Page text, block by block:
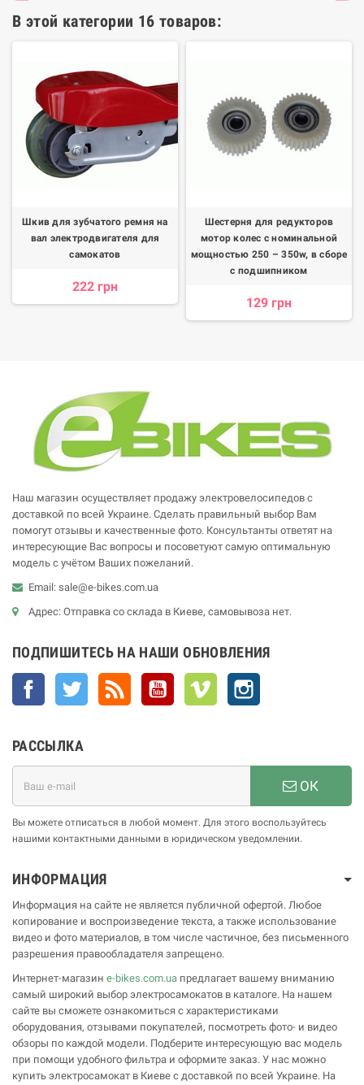
В этой категории 16 товаров:
Шкив для зубчатого ремня на
вал электродвигателя для
самокатов
222 грн
Шестерня для редукторов
мотор колес с номинальной
мощностью 250 – 350w, в сборе
с подшипником
129 грн
Наш магазин осуществляет продажу электровелосипедов с
доставкой по всей Украине. Сделать правильный выбор Вам
помогут отзывы и качественные фото. Консультанты ответят на
интересующие Вас вопросы и посоветуют самую оптимальную
модель с учётом Ваших пожеланий.
Email: sale@e-bikes.com.ua
Адрес: Отправка со склада в Киеве, самовывоза нет.
ПОДПИШИТЕСЬ НА НАШИ ОБНОВЛЕНИЯ
Facebook Twitter YouTube Vimeo
РАССЫЛКА
ОК
Вы можете отписаться в любой момент. Для этого воспользуйтесь
нашими контактными данными в юридическом уведомлении.
ИНФОРМАЦИЯ
Информация на сайте не является публичной офертой. Любое
копирование и воспроизведение текста, а также использование
видео и фото материалов, в том числе частичное, без письменного
разрешения правообладателя запрещено.
Интернет-магазин e-bikes.com.ua предлагает вашему вниманию
самый широкий выбор электросамокатов в каталоге. На нашем
сайте вы сможете ознакомиться с характеристиками
оборудования, отзывами покупателей, посмотреть фото- и видео
обзоры по каждой модели. Подберите интересующую вас модель
при помощи удобного фильтра и оформите заказ. У нас можно
купить электросамокат в Киеве с доставкой по всей Украине. На